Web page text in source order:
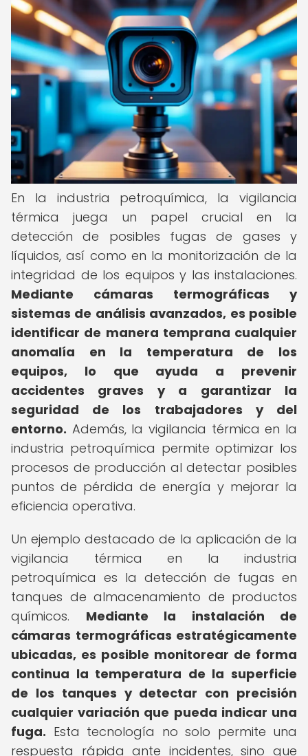
En la industria petroquímica, la vigilancia
térmica juega un papel crucial en la
detección de posibles fugas de gases y
líquidos, así como en la monitorización de la
integridad de los equipos y las instalaciones.
Mediante cámaras termográficas y
sistemas de análisis avanzados, es posible
identificar de manera temprana cualquier
anomalía en la temperatura de los
equipos, lo que ayuda a prevenir
accidentes graves y a garantizar la
seguridad de los trabajadores y del
entorno. Además, la vigilancia térmica en la
industria petroquímica permite optimizar los
procesos de producción al detectar posibles
puntos de pérdida de energía y mejorar la
eficiencia operativa.
Un ejemplo destacado de la aplicación de la
vigilancia térmica en la industria
petroquímica es la detección de fugas en
tanques de almacenamiento de productos
químicos. Mediante la instalación de
cámaras termográficas estratégicamente
ubicadas, es posible monitorear de forma
continua la temperatura de la superficie
de los tanques y detectar con precisión
cualquier variación que pueda indicar una
fuga. Esta tecnología no solo permite una
respuesta rápida ante incidentes, sino que